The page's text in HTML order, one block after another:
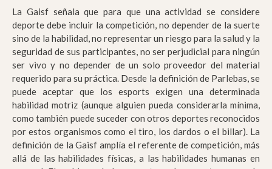
La Gaisf señala que para que una actividad se considere
deporte debe incluir la competición, no depender de la suerte
sino de la habilidad, no representar un riesgo para la salud y la
seguridad de sus participantes, no ser perjudicial para ningún
ser vivo y no depender de un solo proveedor del material
requerido para su práctica. Desde la definición de Parlebas, se
puede aceptar que los esports exigen una determinada
habilidad motriz (aunque alguien pueda considerarla mínima,
como también puede suceder con otros deportes reconocidos
por estos organismos como el tiro, los dardos o el billar). La
definición de la Gaisf amplía el referente de competición, más
allá de las habilidades físicas, a las habilidades humanas en